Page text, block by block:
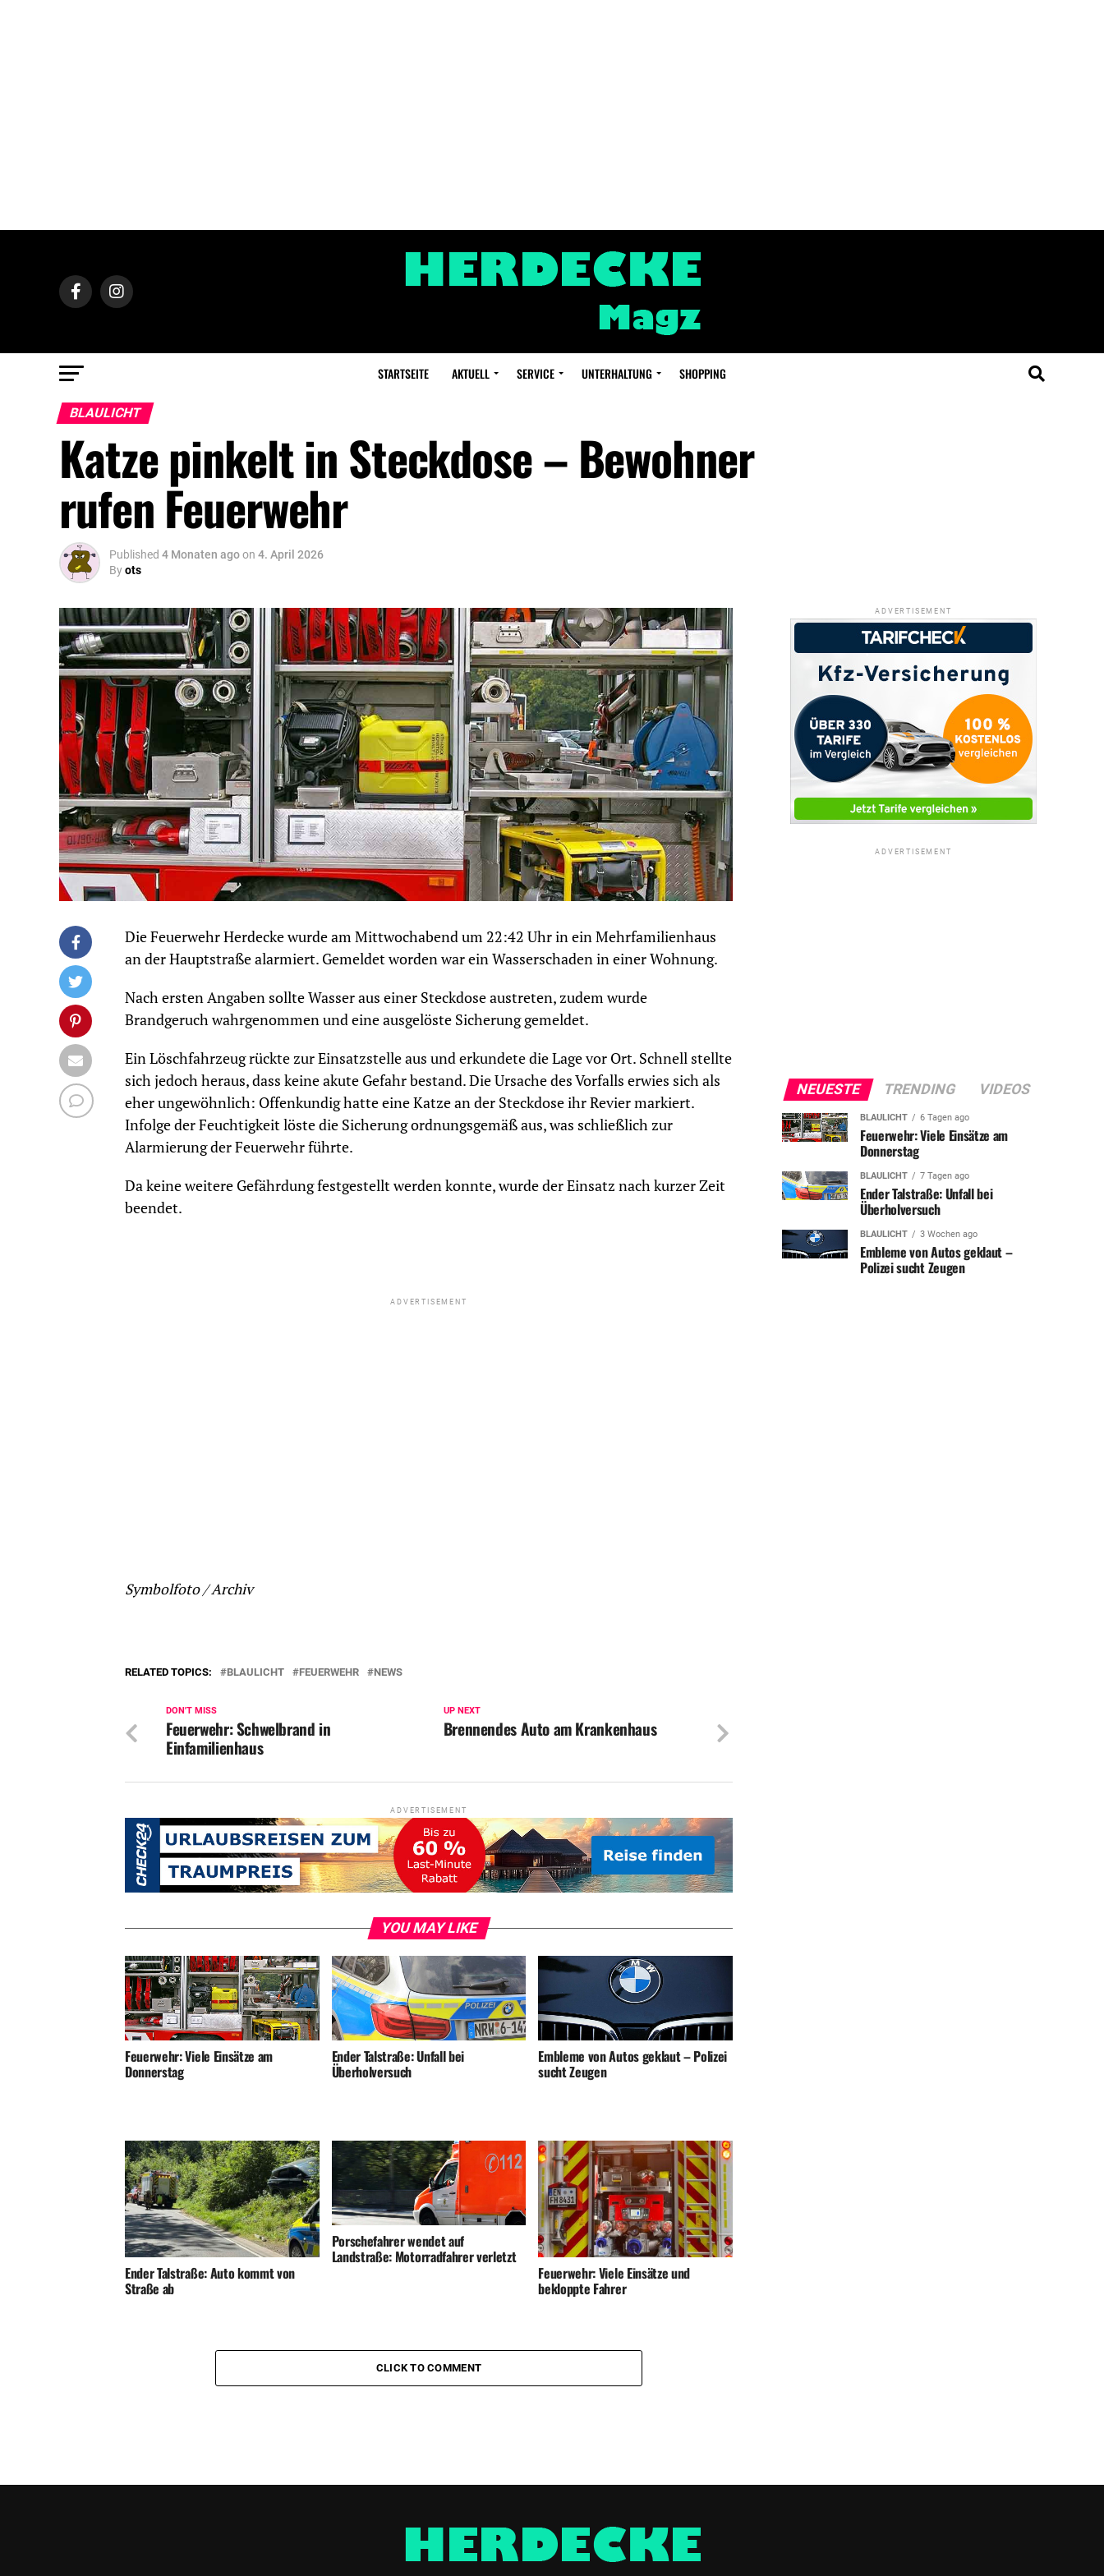
STARTSEITE AKTUELL SERVICE UNTERHALTUNG SHOPPING
BLAULICHT
Katze pinkelt in Steckdose – Bewohner
rufen Feuerwehr
Published 4 Monaten agoon 4. April 2026
Byots
Die Feuerwehr Herdecke wurde am Mittwochabend um 22:42 Uhr in ein Mehrfamilienhaus
an der Hauptstraße alarmiert. Gemeldet worden war ein Wasserschaden in einer Wohnung.
Nach ersten Angaben sollte Wasser aus einer Steckdose austreten, zudem wurde
Brandgeruch wahrgenommen und eine ausgelöste Sicherung gemeldet.
Ein Löschfahrzeug rückte zur Einsatzstelle aus und erkundete die Lage vor Ort. Schnell stellte
sich jedoch heraus, dass keine akute Gefahr bestand. Die Ursache des Vorfalls erwies sich als
eher ungewöhnlich: Offenkundig hatte eine Katze an der Steckdose ihr Revier markiert.
Infolge der Feuchtigkeit löste die Sicherung ordnungsgemäß aus, was schließlich zur
Alarmierung der Feuerwehr führte.
Da keine weitere Gefährdung festgestellt werden konnte, wurde der Einsatz nach kurzer Zeit
beendet.
ADVERTISEMENT
Symbolfoto / Archiv
RELATED TOPICS: BLAULICHT FEUERWEHR NEWS
UP NEXT
Brennendes Auto am Krankenhaus
DON'T MISS
Feuerwehr: Schwelbrand in
Einfamilienhaus
ADVERTISEMENT
YOU MAY LIKE
Feuerwehr: Viele Einsätze am
Donnerstag
Ender Talstraße: Unfall bei
Überholversuch
Embleme von Autos geklaut – Polizei
sucht Zeugen
Ender Talstraße: Auto kommt von
Straße ab
Porschefahrer wendet auf
Landstraße: Motorradfahrer verletzt
Feuerwehr: Viele Einsätze und
bekloppte Fahrer
CLICK TO COMMENT
ADVERTISEMENT
ADVERTISEMENT
NEUESTE TRENDING VIDEOS
BLAULICHT 6 Tagen ago
Feuerwehr: Viele Einsätze am
Donnerstag
BLAULICHT 7 Tagen ago
Ender Talstraße: Unfall bei
Überholversuch
BLAULICHT 3 Wochen ago
Embleme von Autos geklaut –
Polizei sucht Zeugen